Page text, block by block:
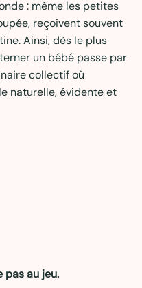
: même les petites
reçoivent souvent
Ainsi, dès le plus
un bébé passe par
collectif où
naturelle, évidente et
pas au jeu.